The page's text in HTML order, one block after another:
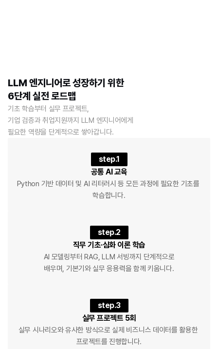
LLM 엔지니어로 성장하기 위한
6단계 실전 로드맵
기초 학습부터 실무 프로젝트,
기업 검증과 취업지원까지 LLM 엔지니어에게
필요한 역량을 단계적으로 쌓아갑니다.
step.1
공통 AI 교육
Python 기반 데이터 및 AI 리터러시 등 모든 과정에 필요한 기초를
학습합니다.
step.2
직무 기초·심화 이론 학습
AI 모델링부터 RAG, LLM 서빙까지 단계적으로
배우며, 기본기와 실무 응용력을 함께 키웁니다.
step.3
실무 프로젝트 5회
실무 시나리오와 유사한 방식으로 실제 비즈니스 데이터를 활용한
프로젝트를 진행합니다.